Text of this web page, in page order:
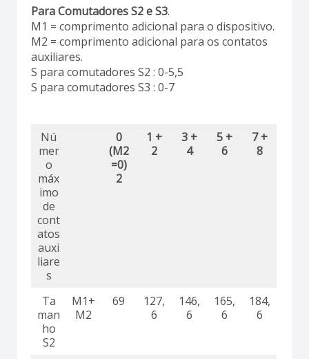
Para Comutadores S2 e S3.
M1 = comprimento adicional para o dispositivo.
M2 = comprimento adicional para os contatos
auxiliares.
S para comutadores S2 : 0-5,5
S para comutadores S3 : 0-7
Nú
mer
o
máx
imo
de
cont
atos
auxi
liare
s
0
(M2
=0)
2
1 +
2
3 +
4
5 +
6
7 +
8
Ta
man
ho
S2
M1+
M2
69
127,
6
146,
6
165,
6
184,
6